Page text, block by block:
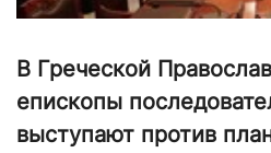
В Греческой
епископы
выступают против